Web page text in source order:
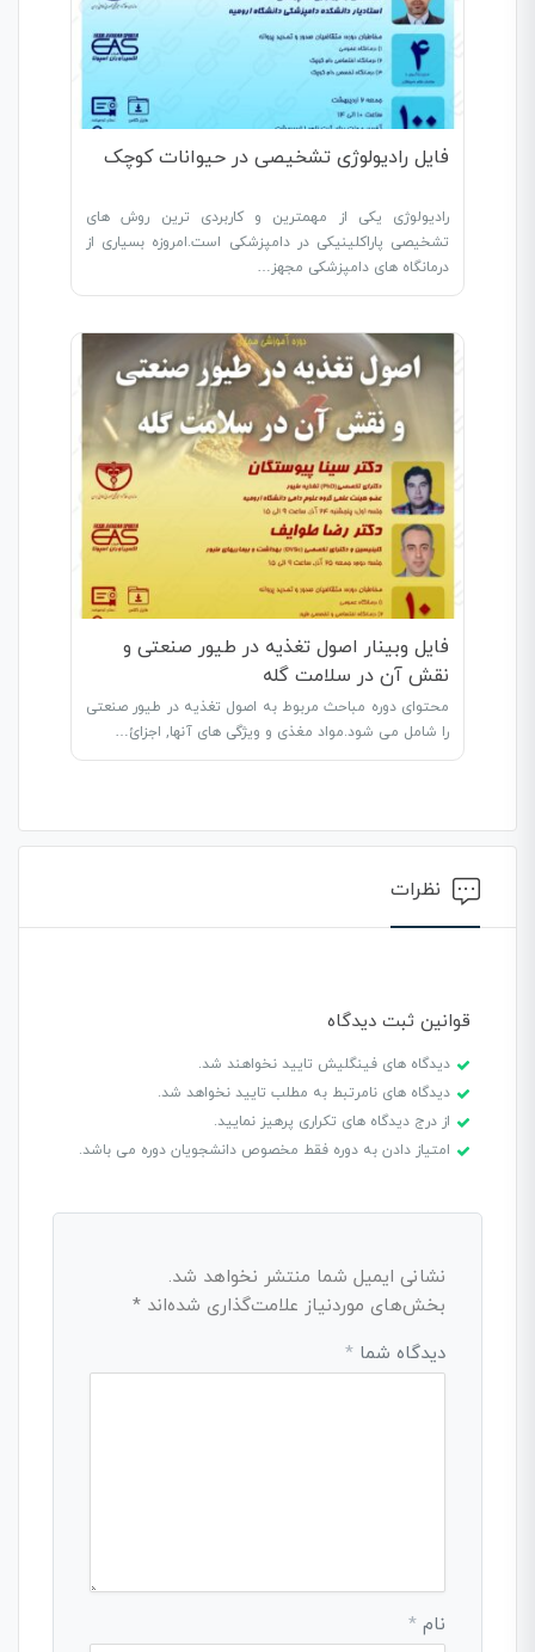
فایل رادیولوژی تشخیصی در حیوانات کوچک
رادیولوژی یکی از مهمترین و کاربردی ترین روش های
تشخیصی پاراکلینیکی در دامپزشکی است.امروزه بسیاری از
درمانگاه های دامپزشکی مجهز…
فایل وبینار اصول تغذیه در طیور صنعتی و
نقش آن در سلامت گله
محتوای دوره مباحث مربوط به اصول تغذیه در طیور صنعتی
را شامل می شود.مواد مغذی و ویژگی های آنها, اجزائ…
نظرات
قوانین ثبت دیدگاه
دیدگاه های فینگلیش تایید نخواهند شد.
دیدگاه های نامرتبط به مطلب تایید نخواهد شد.
از درج دیدگاه های تکراری پرهیز نمایید.
امتیاز دادن به دوره فقط مخصوص دانشجویان دوره می باشد.
نشانی ایمیل شما منتشر نخواهد شد.
بخش‌های موردنیاز علامت‌گذاری شده‌اند *
دیدگاه شما *
نام *